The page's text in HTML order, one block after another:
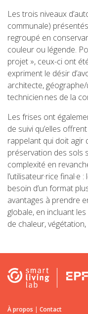
Les trois niveaux
communale)
regroupé en
couleur ou légende.
projet », ceux-ci ont
expriment le désir
architecte,
technicien·nes de la
Les frises ont
de suivi qu’elles
rappelant qui doit agir
préservation des sols
complexité en
l’utilisateur·rice
besoin d’un format
avantages à prendre
globale, en incluant
de chaleur, végétation,
À propos | Contact